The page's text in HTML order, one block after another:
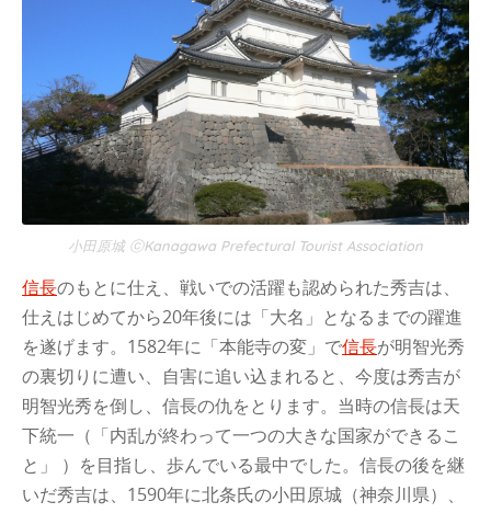
小田原城 ⓒKanagawa Prefectural Tourist Association
信長のもとに仕え、戦いでの活躍も認められた秀吉は、
仕えはじめてから20年後には「大名」となるまでの躍進
を遂げます。1582年に「本能寺の変」で信長が明智光秀
の裏切りに遭い、自害に追い込まれると、今度は秀吉が
明智光秀を倒し、信長の仇をとります。当時の信長は天
下統一（「内乱が終わって一つの大きな国家ができるこ
と」 ）を目指し、歩んでいる最中でした。信長の後を継
いだ秀吉は、1590年に北条氏の小田原城（神奈川県）、